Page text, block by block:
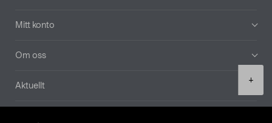
+
Mitt konto
Om oss
Aktuellt